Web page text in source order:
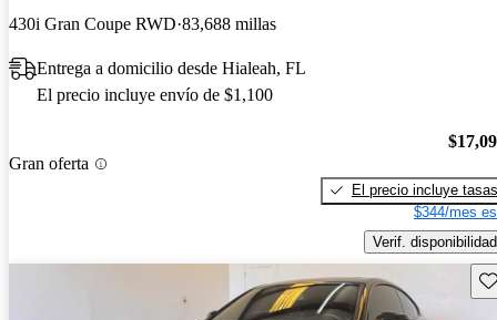
430i Gran Coupe RWD 83,688 millas
Entrega a domicilio desde Hialeah, FL
El precio incluye envío de $1,100
Gran oferta
El precio incluye tasas
$344/mes
Verif. disponibilidad